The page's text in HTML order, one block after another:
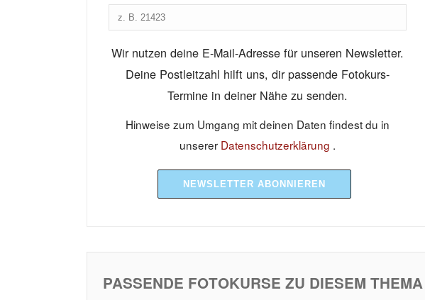
Wir nutzen deine E-Mail-Adresse für unseren Newsletter.
Deine Postleitzahl hilft uns, dir passende Fotokurs-
Termine in deiner Nähe zu senden.
Hinweise zum Umgang mit deinen Daten findest du in
unserer Datenschutzerklärung .
NEWSLETTER ABONNIEREN
PASSENDE FOTOKURSE ZU DIESEM THEMA